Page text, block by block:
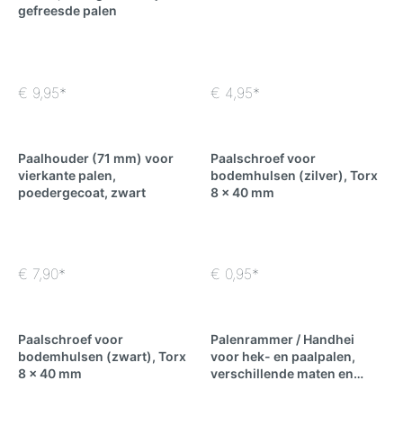
gefreesde palen
€ 9,95* € 4,95*
Paalhouder (71 mm) voor
vierkante palen,
poedergecoat, zwart
€ 7,90*
Paalschroef voor
bodemhulsen (zilver), Torx
8 x 40 mm
€ 0,95*
Paalschroef voor
bodemhulsen (zwart), Torx
8 x 40 mm
Palenrammer / Handhei
voor hek- en paalpalen,
verschillende maten en